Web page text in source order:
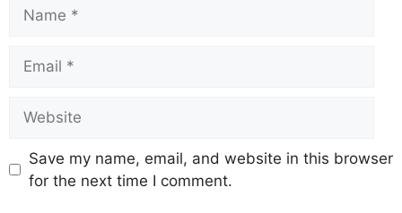
Save my name, email, and website in this browser
for the next time I comment.